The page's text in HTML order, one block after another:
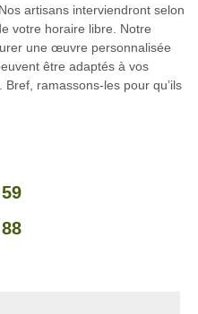
artisans interviendront selon
votre horaire libre. Notre
une œuvre personnalisée
être adaptés à vos
ramassons-les pour qu’ils